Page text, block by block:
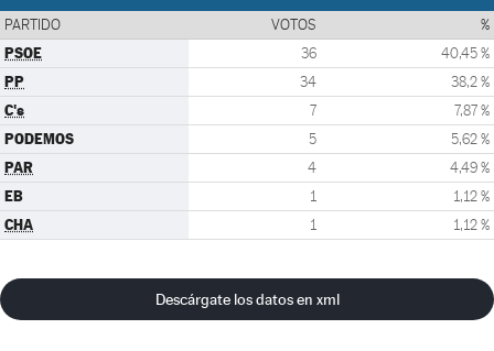
PARTIDO VOTOS %
PSOE 36 40,45 %
PP 34 38,2 %
C's 7 7,87 %
PODEMOS 5 5,62 %
PAR 4 4,49 %
EB 1 1,12 %
CHA 1 1,12 %
Descárgate los datos en xml